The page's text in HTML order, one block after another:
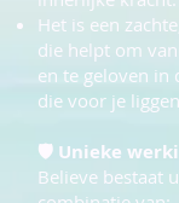
Het is een
die helpt om
en te geloven in
die voor je
🛡 Unieke
Believe bestaat